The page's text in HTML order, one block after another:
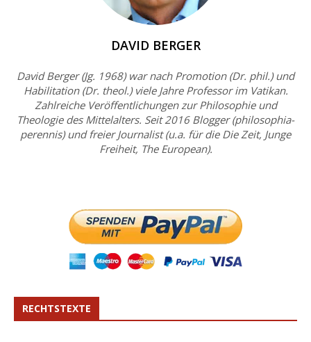
DAVID BERGER
David Berger (Jg. 1968) war nach Promotion (Dr. phil.) und
Habilitation (Dr. theol.) viele Jahre Professor im Vatikan.
Zahlreiche Veröffentlichungen zur Philosophie und
Theologie des Mittelalters. Seit 2016 Blogger (philosophia-
perennis) und freier Journalist (u.a. für die Die Zeit, Junge
Freiheit, The European).
RECHTSTEXTE